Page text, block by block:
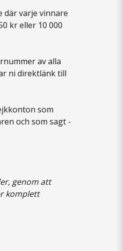
där varje vinnare
kr eller 10 000
av alla
ni direktlänk till
som
och som sagt -
genom att
komplett